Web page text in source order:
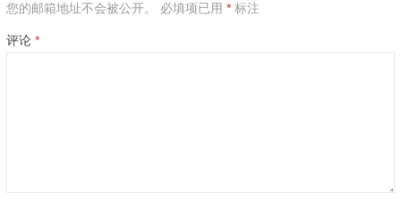
您的邮箱地址不会被公开。 必填项已用 *标注
评论 *